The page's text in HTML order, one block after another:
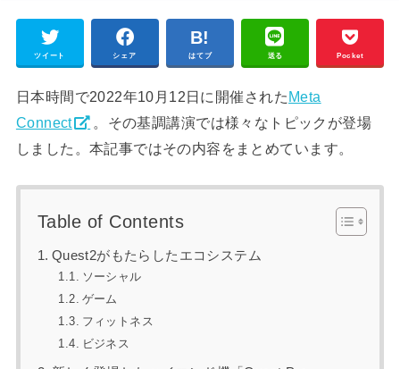
ツイート シェア はてブ 送る Pocket
日本時間で2022年10月12日に開催されたMeta
Connect
。その基調講演では様々なトピックが登場
しました。本記事ではその内容をまとめています。
Table of Contents
Quest2がもたらしたエコシステム
ソーシャル
ゲーム
フィットネス
ビジネス